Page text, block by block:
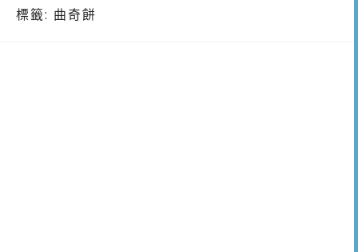
標籤: 曲奇餅